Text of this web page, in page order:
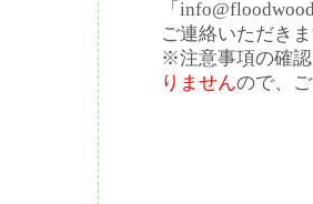
「
ご連絡いただき
※注意事項の確
りませんので、